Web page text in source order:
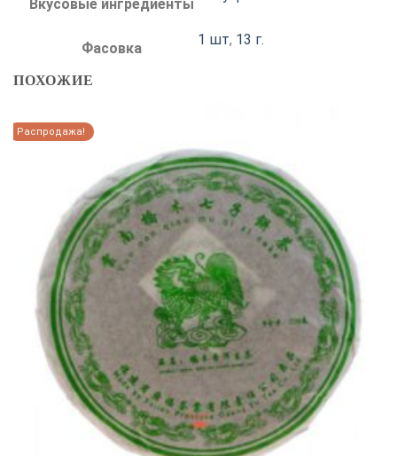
Вкусовые ингредиенты
Фасовка
1 шт, 13 г.
ПОХОЖИЕ
Распродажа!